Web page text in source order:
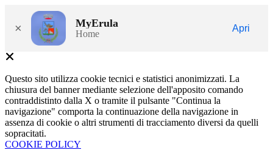
× MyErula
Home
Apri
Questo sito utilizza cookie tecnici e statistici anonimizzati. La
chiusura del banner mediante selezione dell'apposito comando
contraddistinto dalla X o tramite il pulsante "Continua la
navigazione" comporta la continuazione della navigazione in
assenza di cookie o altri strumenti di tracciamento diversi da quelli
sopracitati.
COOKIE POLICY